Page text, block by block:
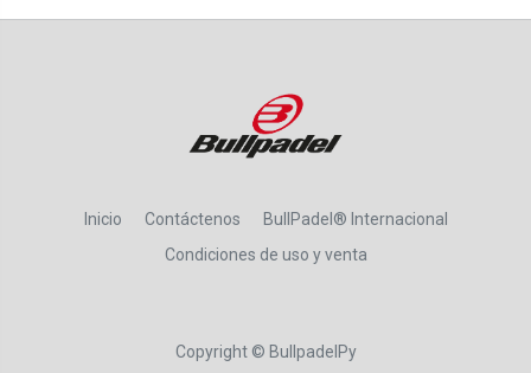
Inicio Contáctenos
BullPadel® Internacional
Condiciones de uso y venta
Copyright © BullpadelPy